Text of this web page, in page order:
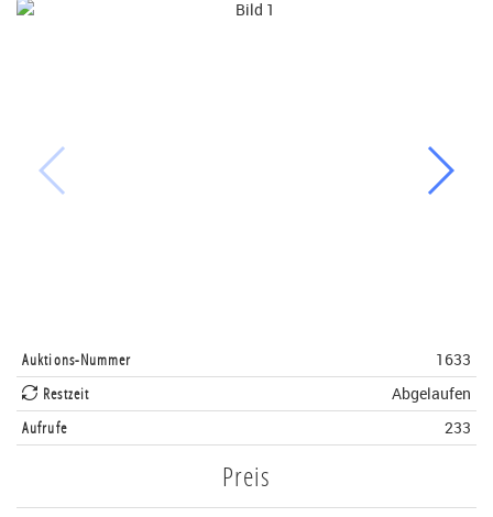
Auktions-Nummer
1633
Restzeit
Abgelaufen
Aufrufe
233
Preis